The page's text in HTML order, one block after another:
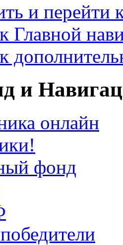
и перейти
Главной
и
онлайн
фонд